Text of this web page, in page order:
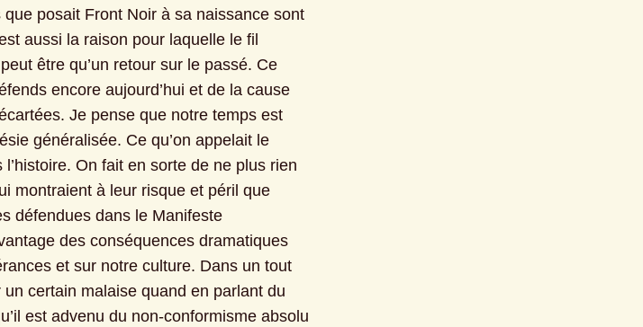
posait Front Noir à sa naissance sont
aussi la raison pour laquelle le fil
être qu’un retour sur le passé. Ce
encore aujourd’hui et de la cause
Je pense que notre temps est
généralisée. Ce qu’on appelait le
On fait en sorte de ne plus rien
montraient à leur risque et péril que
défendues dans le Manifeste
des conséquences dramatiques
et sur notre culture. Dans un tout
certain malaise quand en parlant du
est advenu du non-conformisme absolu